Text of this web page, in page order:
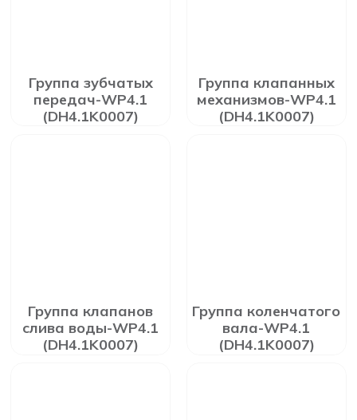
Группа зубчатых
передач-WP4.1
(DH4.1K0007)
Группа клапанных
механизмов-WP4.1
(DH4.1K0007)
Группа клапанов
слива воды-WP4.1
(DH4.1K0007)
Группа коленчатого
вала-WP4.1
(DH4.1K0007)